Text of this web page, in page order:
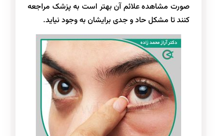
صورت مشاهده علائم آن بهتر است به پزشک مراجعه
کنند تا مشکل حاد و جدی برایشان به وجود نیاید.